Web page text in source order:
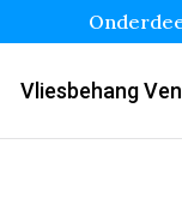
Vliesbehang